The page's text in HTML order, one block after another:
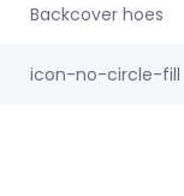
Backcover hoes
icon-no-circle-fill